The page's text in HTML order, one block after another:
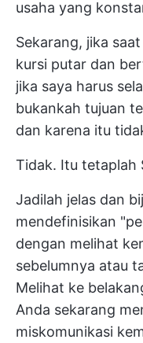
usaha yang
Sekarang, jika
kursi putar dan
jika saya harus
bukankah tujuan
dan karena itu
Tidak. Itu tetaplah
Jadilah jelas dan
mendefinisikan
dengan melihat
sebelumnya atau
Melihat ke
Anda sekarang
miskomunikasi